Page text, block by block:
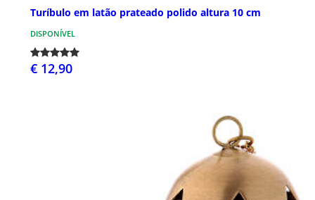
Turíbulo em latão prateado polido altura 10 cm
DISPONÍVEL
€ 12,90